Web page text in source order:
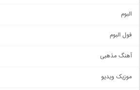
اجتماعی
حماسی
سنتی
البوم
فول البوم
آهنگ مذهبی
موزیک ویدیو